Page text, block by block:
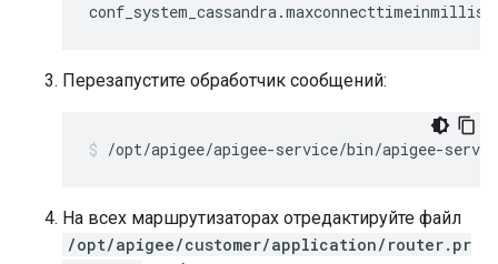
Перезапустите обработчик сообщений:
/opt/apigee/apigee-service/bin/apigee-
На всех маршрутизаторах отредактируйте файл
/opt/apigee/customer/application/router.pr